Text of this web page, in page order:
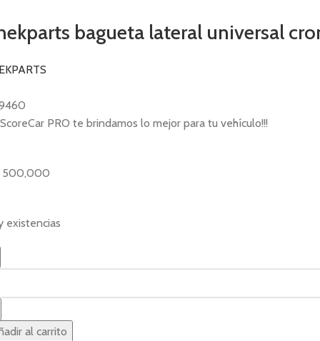
bagueta lateral universal
PRO te brindamos lo mejor para tu vehículo!!!
500,000
existencias
al carrito